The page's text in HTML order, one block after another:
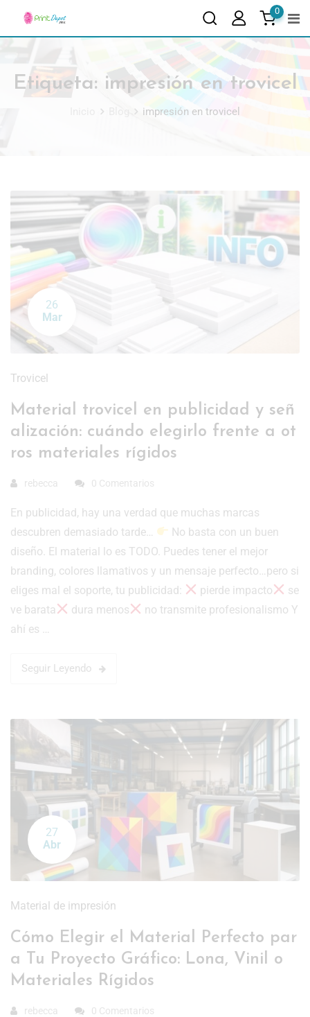
0
Etiqueta: impresión en trovicel
impresión en trovicel
26
Mar
Trovicel
Material trovicel en publicidad y señ
alización: cuándo elegirlo frente a ot
ros materiales rígidos
rebecca 0 Comentarios
En publicidad, hay una verdad que muchas marcas
descubren demasiado tarde…
No basta con un buen
diseño. El material lo es TODO. Puedes tener el mejor
branding, colores llamativos y un mensaje perfecto…pero si
eliges mal el soporte, tu publicidad:
pierde impacto
se
ve barata
dura menos
no transmite profesionalismo Y
ahí es …
Seguir Leyendo
27
Abr
Material de impresión
Cómo Elegir el Material Perfecto par
a Tu Proyecto Gráfico: Lona, Vinil o
Materiales Rígidos
rebecca 0 Comentarios